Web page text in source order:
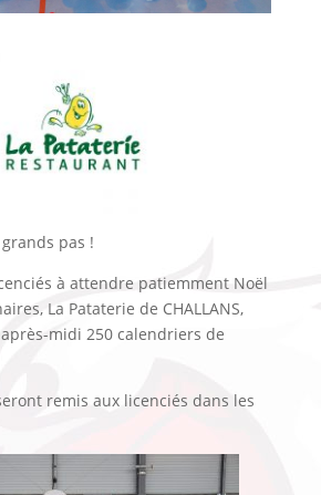
pas !
à attendre patiemment Noël
La Pataterie de CHALLANS,
midi 250 calendriers de
remis aux licenciés dans les